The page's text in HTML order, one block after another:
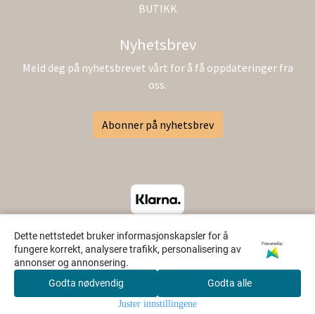
Søk
Dette nettstedet bruker informasjonskapsler for å
fungere korrekt, analysere trafikk, personalisering av
annonser og annonsering.
Powered by
Godta nødvendig Godta alle
Juster innstillingene
BUTIKK
Nyhetsbrev
Meld deg på nyhetsbrevet vårt for å få oppdateringer fra
oss.
Abonner på nyhetsbrev